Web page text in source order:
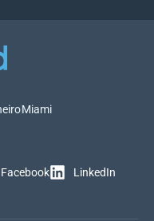
Miami
Facebook LinkedIn